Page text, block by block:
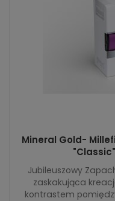
Mineral Gold-
Jubileuszowy
zaskakująca
kontrastem